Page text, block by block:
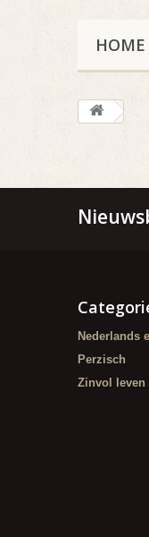
HOME
Nederlands
Perzisch
Zinvol leven